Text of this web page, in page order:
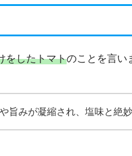
をしたトマトのことを言い
旨みが凝縮され、塩味と絶妙